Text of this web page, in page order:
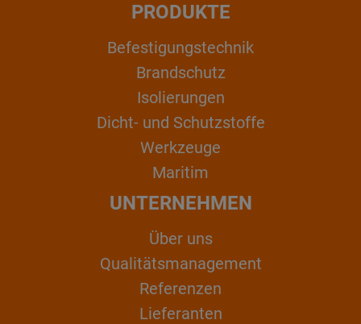
PRODUKTE
Befestigungstechnik
Brandschutz
Isolierungen
Dicht- und Schutzstoffe
Werkzeuge
Maritim
UNTERNEHMEN
Über uns
Qualitätsmanagement
Referenzen
Lieferanten